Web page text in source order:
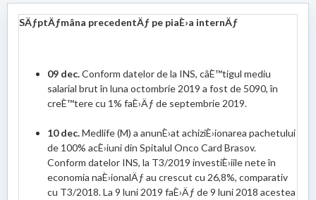
SÄƒptÄƒmâna precedentÄƒ pe piaÈ›a internÄƒ
09 dec.Conform datelor de la INS, câÈ™tigul mediu
salarial brut în luna octombrie 2019 a fost de 5090, în
creÈ™tere cu 1% faÈ›Äƒ de septembrie 2019.
10 dec.Medlife (M) a anunÈ›at achiziÈ›ionarea pachetului
de 100% acÈ›iuni din Spitalul Onco Card Brasov.
Conform datelor INS, la T3/2019 investiÈ›iile nete în
economia naÈ›ionalÄƒ au crescut cu 26,8%, comparativ
cu T3/2018. La 9 luni 2019 faÈ›Äƒ de 9 luni 2018 acestea